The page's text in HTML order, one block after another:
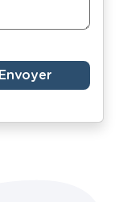
Envoyer